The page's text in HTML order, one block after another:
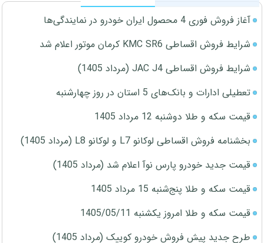
آغاز فروش فوری 4 محصول ایران خودرو در نمایندگی‌ها
شرایط فروش اقساطی KMC SR6 کرمان موتور اعلام شد
شرایط فروش اقساطی JAC J4 (مرداد 1405)
تعطیلی ادارات و بانک‌های 5 استان در روز چهارشنبه
قیمت سکه و طلا دوشنبه 12 مرداد 1405
بخشنامه فروش اقساطی لوکانو L7 و لوکانو L8 (مرداد 1405)
قیمت جدید خودرو پارس نوآ اعلام شد (مرداد 1405)
قیمت سکه و طلا پنج‌شنبه 15 مرداد 1405
قیمت سکه و طلا امروز یکشنبه 1405/05/11
طرح جدید پیش فروش خودرو کوییک (مرداد 1405)